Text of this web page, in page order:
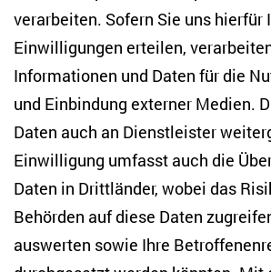
Studien
Anton-Wilhelm-Amo-Str. 60
10117 Berlin
Tel. +49 (30) 2005949-17
info(at)zois-berlin(dot)de
NEWSLETTER
E-Mail-Adresse eingeben*
verarbeiten. Sofern Sie uns hierfür
Einwilligungen erteilen,
Informationen und Daten für die
und Einbindung externer Medien.
Daten auch an Dienstleister
Einwilligung umfasst auch die
Daten in Drittländer, wobei das
Behörden auf diese Daten
auswerten sowie Ihre